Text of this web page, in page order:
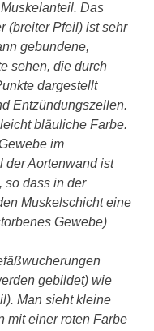
Das
(breiter Pfeil) ist sehr
gebundene,
sehen, die durch
dargestellt
Entzündungszellen.
bläuliche Farbe.
im
der Aortenwand ist
so dass in der
Muskelschicht eine
Gewebe)
gebildet) wie
Man sieht kleine
mit einer roten Farbe